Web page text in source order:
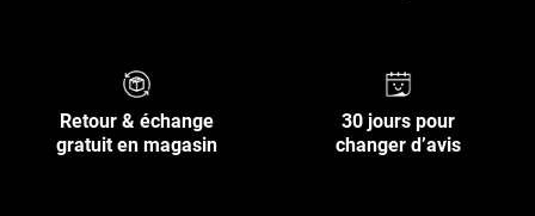
Retour & échange
gratuit en magasin
30 jours pour
changer d’avis